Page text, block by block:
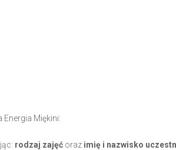
Miękini:
rodzaj zajęć oraz imię i nazwisko